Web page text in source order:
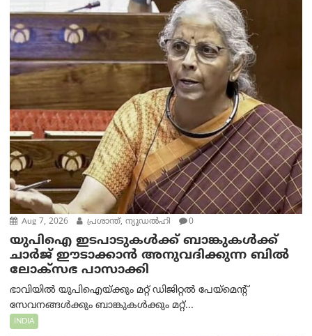
Aug 7, 2026 പ്രശാന്ത്, ന്യൂഡല്‍ഹി 0
യുപിഐ ഇടപാടുകൾക്ക് ബാങ്കുകൾക്ക്
ചാർജ് ഈടാക്കാൻ അനുവദിക്കുന്ന ബിൽ
ലോക്‌സഭ പാസാക്കി
ഭാവിയിൽ യുപിഐയ്ക്കും മറ്റ് ഡിജിറ്റൽ പേയ്‌മെന്റ്
സേവനങ്ങൾക്കും ബാങ്കുകൾക്കും മറ്റ്...
INDIA